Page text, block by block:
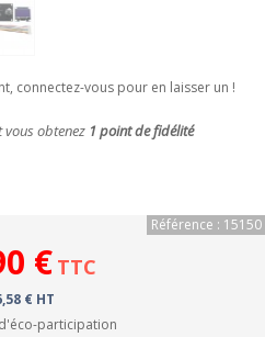
connectez-vous pour en laisser un !
obtenez 1 point de fidélité
Référence : 15150
€ TTC
€ HT
d'éco-participation